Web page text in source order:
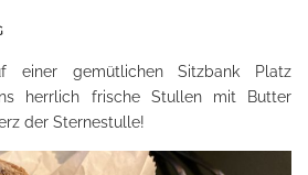
einer gemütlichen Sitzbank Platz
herrlich frische Stullen mit Butter
der Sternestulle!